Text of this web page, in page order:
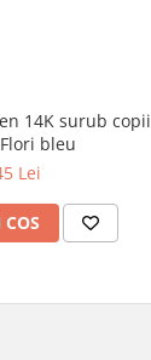
14K surub copii
bleu
Lei